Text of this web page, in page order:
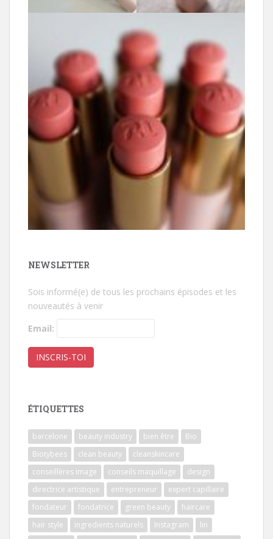
NEWSLETTER
Sois informé(e) de tous les prochains épisodes et les
nouveautés à venir
Email:
ÉTIQUETTES
barcelone beauty industry bien être
Bio
Biotybees
clean beauty
cleanskincare
conseillères image
conseils maquillage
design
directrice artistique
entrepreneur
expert capillaire
fondateur
fondatrice green beauty
haircare
hair style
ingredients naturels Instagram
lin